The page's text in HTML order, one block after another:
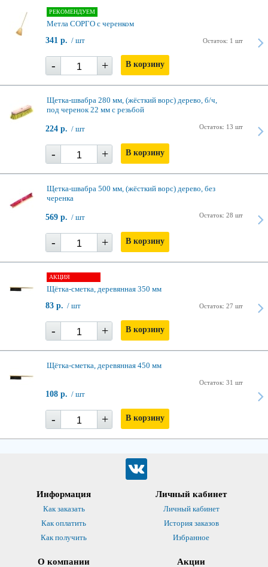
РЕКОМЕНДУЕМ
Метла СОРГО с черенком
Остаток: 1 шт
341 р. / шт
- + В корзину
Щетка-швабра 280 мм, (жёсткий ворс) дерево, б/ч,
под черенок 22 мм с резьбой
Остаток: 13 шт
224 р. / шт
- + В корзину
Щетка-швабра 500 мм, (жёсткий ворс) дерево, без
черенка
Остаток: 28 шт
569 р. / шт
- + В корзину
АКЦИЯ
Щётка-сметка, деревянная 350 мм
Остаток: 27 шт
83 р. / шт
- + В корзину
Щётка-сметка, деревянная 450 мм
Остаток: 31 шт
108 р. / шт
- + В корзину
Информация
Как заказать
Как оплатить
Как получить
Личный кабинет
Личный кабинет
История заказов
Избранное
О компании Акции